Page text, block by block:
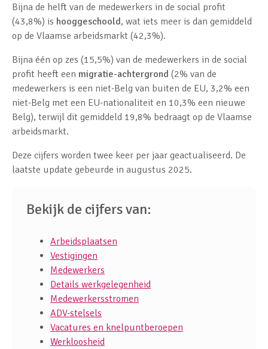
Bijna de helft van de medewerkers in de social profit
(43,8%) is hooggeschoold, wat iets meer is dan gemiddeld
op de Vlaamse arbeidsmarkt (42,3%).
Bijna één op zes (15,5%) van de medewerkers in de social
profit heeft een migratie-achtergrond (2% van de
medewerkers is een niet-Belg van buiten de EU, 3,2% een
niet-Belg met een EU-nationaliteit en 10,3% een nieuwe
Belg), terwijl dit gemiddeld 19,8% bedraagt op de Vlaamse
arbeidsmarkt.
Deze cijfers worden twee keer per jaar geactualiseerd. De
laatste update gebeurde in augustus 2025.
Bekijk de cijfers van:
Arbeidsplaatsen
Vestigingen
Medewerkers
Details werkgelegenheid
Medewerkersstromen
ADV-stelsels
Vacatures en knelpuntberoepen
Werkloosheid